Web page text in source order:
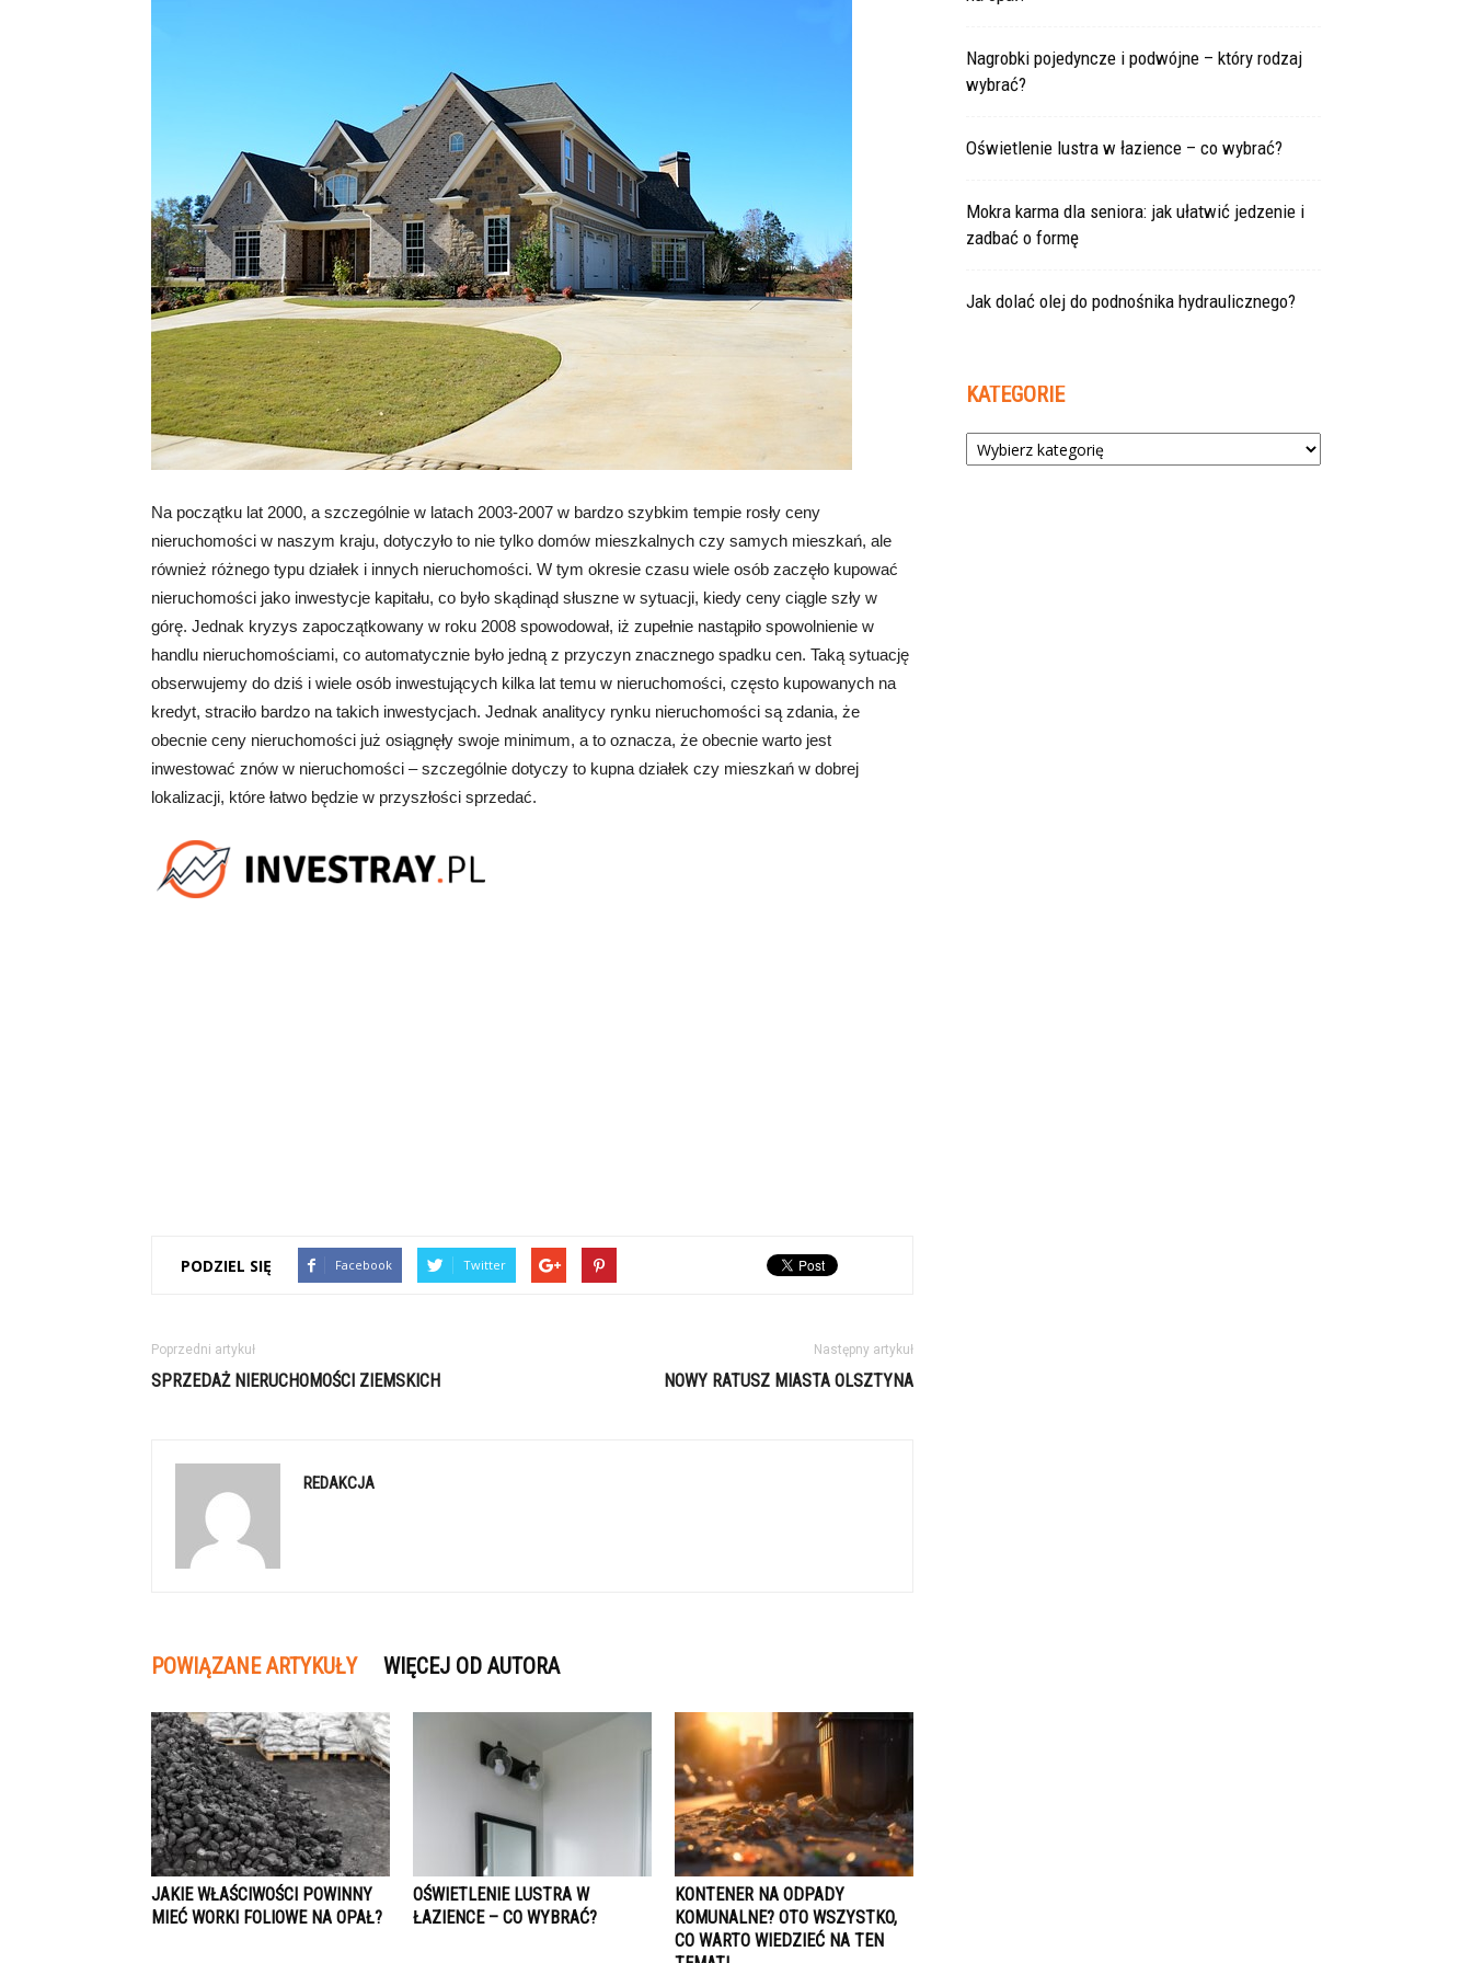
Na początku lat 2000, a szczególnie w latach 2003-2007 w bardzo szybkim tempie rosły ceny
nieruchomości w naszym kraju, dotyczyło to nie tylko domów mieszkalnych czy samych mieszkań, ale
również różnego typu działek i innych nieruchomości. W tym okresie czasu wiele osób zaczęło kupować
nieruchomości jako inwestycje kapitału, co było skądinąd słuszne w sytuacji, kiedy ceny ciągle szły w
górę. Jednak kryzys zapoczątkowany w roku 2008 spowodował, iż zupełnie nastąpiło spowolnienie w
handlu nieruchomościami, co automatycznie było jedną z przyczyn znacznego spadku cen. Taką sytuację
obserwujemy do dziś i wiele osób inwestujących kilka lat temu w nieruchomości, często kupowanych na
kredyt, straciło bardzo na takich inwestycjach. Jednak analitycy rynku nieruchomości są zdania, że
obecnie ceny nieruchomości już osiągnęły swoje minimum, a to oznacza, że obecnie warto jest
inwestować znów w nieruchomości – szczególnie dotyczy to kupna działek czy mieszkań w dobrej
lokalizacji, które łatwo będzie w przyszłości sprzedać.
PODZIEL SIĘ Facebook Twitter
Poprzedni artykuł
SPRZEDAŻ NIERUCHOMOŚCI ZIEMSKICH
Następny artykuł
NOWY RATUSZ MIASTA OLSZTYNA
REDAKCJA
POWIĄZANE ARTYKUŁY WIĘCEJ OD AUTORA
JAKIE WŁAŚCIWOŚCI POWINNY
MIEĆ WORKI FOLIOWE NA OPAŁ?
OŚWIETLENIE LUSTRA W
ŁAZIENCE – CO WYBRAĆ?
KONTENER NA ODPADY
KOMUNALNE? OTO WSZYSTKO,
CO WARTO WIEDZIEĆ NA TEN
Nagrobki pojedyncze i podwójne – który rodzaj
wybrać?
Oświetlenie lustra w łazience – co wybrać?
Mokra karma dla seniora: jak ułatwić jedzenie i
zadbać o formę
Jak dolać olej do podnośnika hydraulicznego?
KATEGORIE
Kategorie